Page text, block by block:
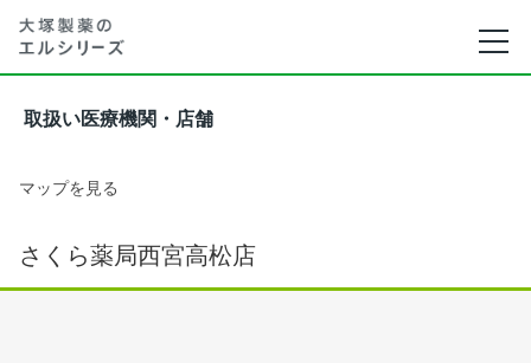
取扱い医療機関・店舗
マップを見る
さくら薬局西宮高松店